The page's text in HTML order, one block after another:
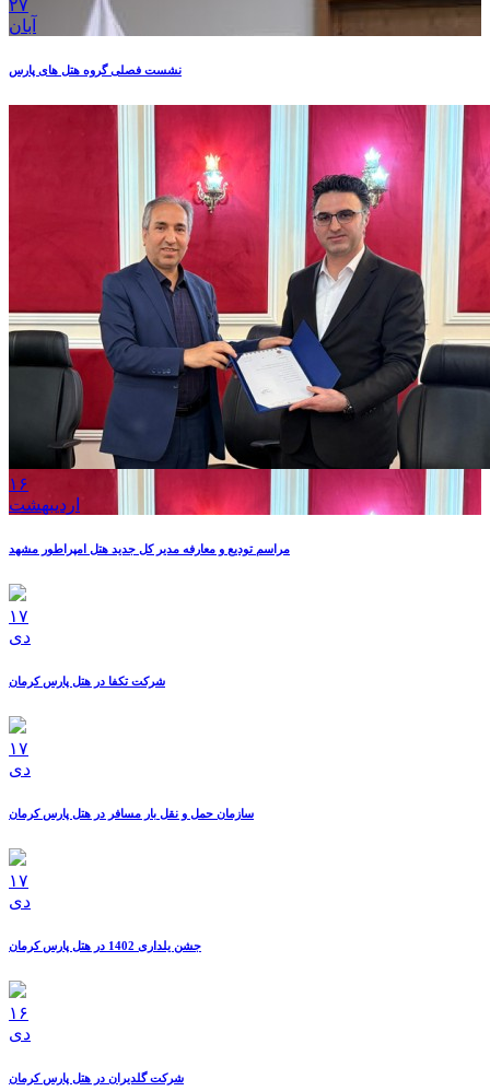
۲۷
آبان
نشست فصلی گروه هتل های پارس
۱۶
ارديبهشت
مراسم تودیع و معارفه مدیر کل جدید هتل امپراطور مشهد
۱۷
دی
شرکت تکفا در هتل پارس کرمان
۱۷
دی
سازمان حمل و نقل بار مسافر در هتل پارس کرمان
۱۷
دی
جشن یلداری 1402 در هتل پارس کرمان
۱۶
دی
شرکت گلدیران در هتل پارس کرمان